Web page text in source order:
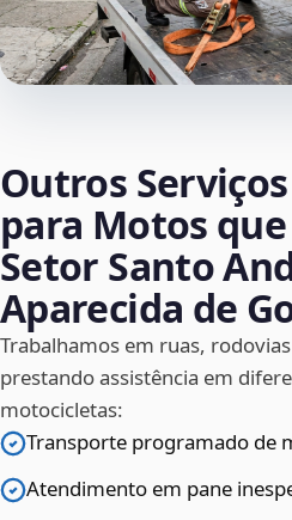
Outros
para Motos
Setor Santo
Aparecida de
Trabalhamos em ruas,
prestando assistência em
motocicletas:
Transporte programado de
Atendimento em pane